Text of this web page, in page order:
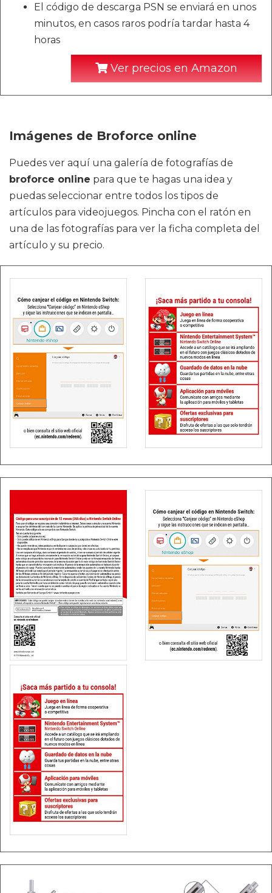
El código de descarga PSN se enviará en unos
minutos, en casos raros podría tardar hasta 4
horas
Ver precios en Amazon
Imágenes de Broforce online
Puedes ver aquí una galería de fotografías de
broforce online para que te hagas una idea y
puedas seleccionar entre todos los tipos de
artículos para videojuegos. Pincha con el ratón en
una de las fotografías para ver la ficha completa del
artículo y su precio.